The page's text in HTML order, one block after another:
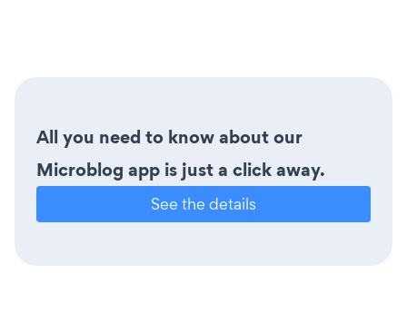
All you need to know about our
Microblog app is just a click away.
See the details